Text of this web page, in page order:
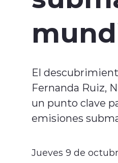
El
Fernanda Ruiz,
un punto clave
emisiones
Jueves 9 de